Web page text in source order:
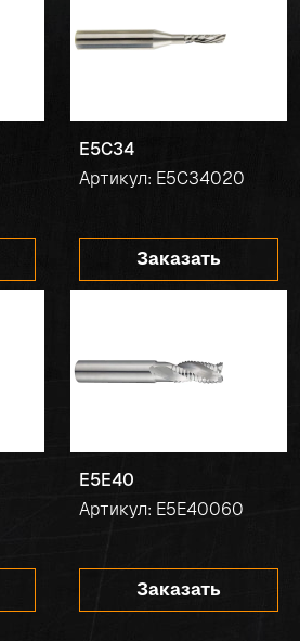
E5C34
Артикул: E5C34020
Заказать
E5E40
Артикул: E5E40060
Заказать